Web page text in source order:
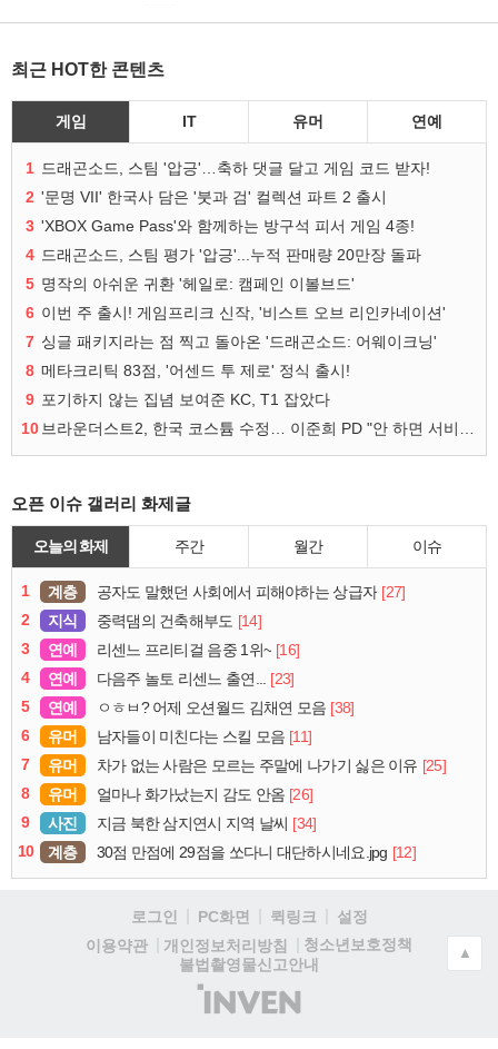
최근 HOT한 콘텐츠
게임 IT 유머 연예
1 드래곤소드, 스팀 '압긍'…축하 댓글 달고 게임 코드 받자!
2 '문명 VII' 한국사 담은 '붓과 검' 컬렉션 파트 2 출시
3 'XBOX Game Pass'와 함께하는 방구석 피서 게임 4종!
4 드래곤소드, 스팀 평가 '압긍'...누적 판매량 20만장 돌파
5 명작의 아쉬운 귀환 '헤일로: 캠페인 이볼브드'
6 이번 주 출시! 게임프리크 신작, '비스트 오브 리인카네이션'
7 싱글 패키지라는 점 찍고 돌아온 '드래곤소드: 어웨이크닝'
8 메타크리틱 83점, '어센드 투 제로' 정식 출시!
9 포기하지 않는 집념 보여준 KC, T1 잡았다
10
오픈 이슈 갤러리 화제글
오늘의 화제 주간 월간 이슈
1 계층 공자도 말했던 사회에서 피해야하는 상급자 [27]
2
지식 중력댐의 건축해부도 [14]
3
연예 리센느 프리티걸 음중 1위~ [16]
4
연예 다음주 놀토 리센느 출연...
[23]
5
연예 ㅇㅎㅂ? 어제 오션월드 김채연 모음 [38]
6
유머 남자들이 미친다는 스킬 모음 [11]
7
유머 차가 없는 사람은 모르는 주말에 나가기 싫은 이유 [25]
8
유머 얼마나 화가났는지 감도 안옴 [26]
9
사진 지금 북한 삼지연시 지역 날씨 [34]
10
계층 30점 만점에 29점을 쏘다니 대단하시네요.jpg [12]
로그인 PC화면 퀵링크
설정
이용약관
개인정보처리방침
청소년보호정책
불법촬영물신고안내
(주)
인
▲